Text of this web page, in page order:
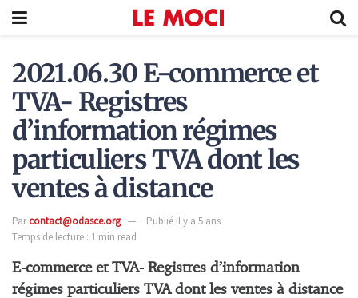
2021.06.30 E-commerce et
TVA- Registres
d’information régimes
particuliers TVA dont les
ventes à distance
Parcontact@odasce.org
Publié il y a 5 ans
Temps de lecture : 1 min read
E-commerce et TVA- Registres d’information
régimes particuliers TVA dont les ventes à distance